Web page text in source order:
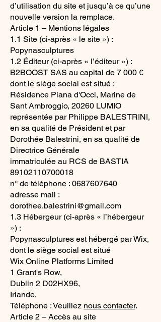
d’utilisation du site et jusqu’à ce qu’une
nouvelle version la remplace.
Article 1 – Mentions légales
1.1 Site (ci-après « le site ») :
Popynasculptures
1.2 Éditeur (ci-après « l’éditeur ») :
B2BOOST SAS au capital de 7 000 €
dont le siège social est situé :
Résidence Piana d'Occi, Marine de
Sant Ambroggio, 20260 LUMIO
représentée par Philippe BALESTRINI,
en sa qualité de Président et par
Dorothée Balestrini, en sa qualité de
Directrice Générale
immatriculée au RCS de BASTIA
89102110700018
n° de téléphone : 0687607640
adresse mail :
dorothee.balestrini@gmail.com
1.3 Hébergeur (ci-après « l’hébergeur
») :
Popynasculptures est hébergé par Wix,
dont le siège social est situé
Wix Online Platforms Limited
1 Grant's Row,
Dublin 2 D02HX96,
Irlande.
Téléphone : Veuillez nous contacter.
Article 2 – Accès au site